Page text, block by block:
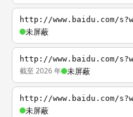
http://www.baidu.com/
未屏蔽
http://www.baidu.com/
截至 2026 年 未屏蔽
http://www.baidu.com/
未屏蔽